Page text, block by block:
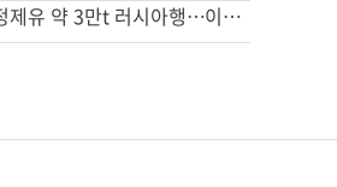
“한국서 선적한 정제유 약 3만t 러시아행…이례적 거래”